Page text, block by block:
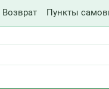
Возврат Пункты